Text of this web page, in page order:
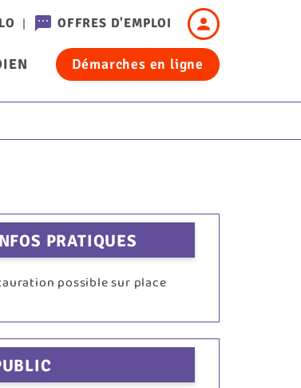
OFFRES D'EMPLOI
Header
-
Connexion
Démarches en ligne
PRATIQUES
possible sur place